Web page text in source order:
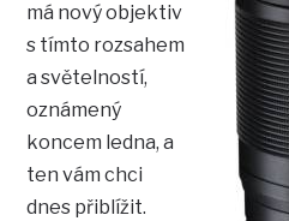
má nový objektiv
s tímto rozsahem
a světelností,
oznámený
koncem ledna, a
ten vám chci
dnes přiblížit.